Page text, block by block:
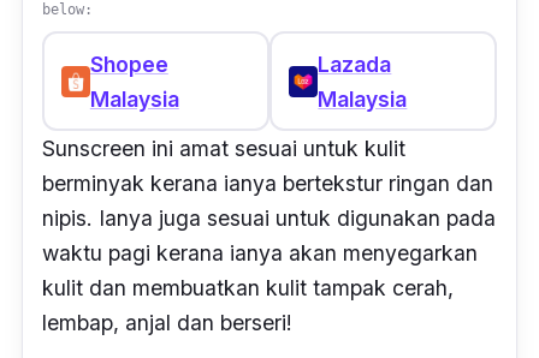
below:
Shopee
Malaysia
Lazada
Malaysia
Sunscreen ini amat sesuai untuk kulit
berminyak kerana ianya bertekstur ringan dan
nipis. Ianya juga sesuai untuk digunakan pada
waktu pagi kerana ianya akan menyegarkan
kulit dan membuatkan kulit tampak cerah,
lembap, anjal dan berseri!